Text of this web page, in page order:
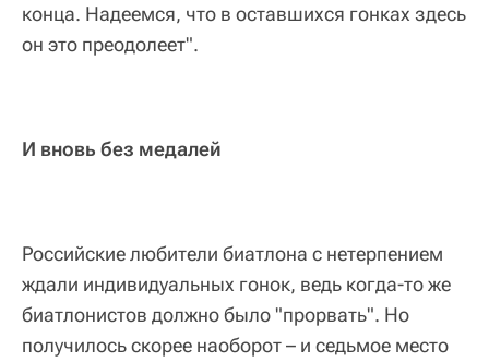
конца. Надеемся, что в оставшихся гонках здесь
он это преодолеет".
И вновь без медалей
Российские любители биатлона с нетерпением
ждали индивидуальных гонок, ведь когда-то же
биатлонистов должно было "прорвать". Но
получилось скорее наоборот – и седьмое место